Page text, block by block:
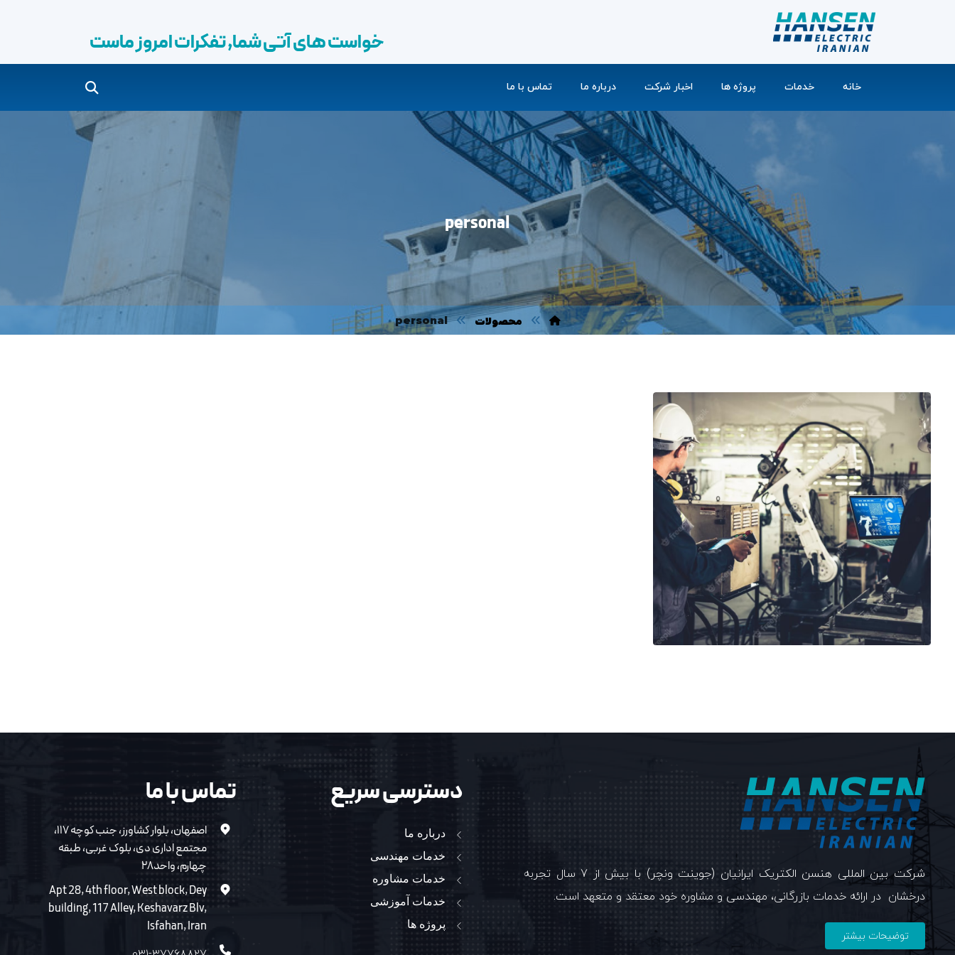
خواست های آتی شما, تفکرات امروز ماست
خانه خدمات پروژه ها اخبار شرکت درباره ما تماس با ما
personal
محصولات personal
شرکت بین المللی هنسن الکتریک ایرانیان (جوینت ونچر) با بیش از 7 سال تجربه
درخشان در ارائه خدمات بازرگانی، مهندسی و مشاوره خود معتقد و متعهد است.
توضیحات بیشتر
دسترسی سریع
درباره ما
خدمات مهندسی
خدمات مشاوره
خدمات آموزشی
پروژه ها
تماس با ما
اصفهان، بلوار کشاورز، جنب کوچه ۱۱۷،
مجتمع اداری دی، بلوک غربی، طبقه
چهارم، واحد۲۸
Apt 28, 4th floor, West block, Dey
building, 117 Alley, Keshavarz Blv,
Isfahan, Iran